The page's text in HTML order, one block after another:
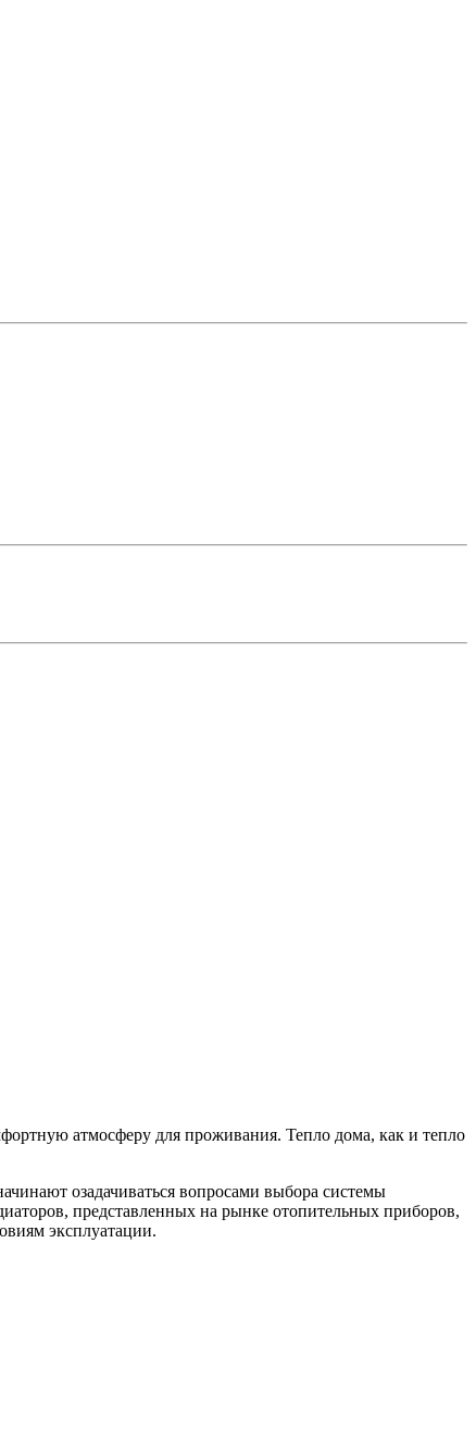
атмосферу для проживания. Тепло дома, как и тепло
озадачиваться вопросами выбора системы
представленных на рынке отопительных приборов,
эксплуатации.